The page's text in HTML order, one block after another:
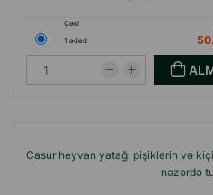
Çəki
1 ədəd
Casur heyvan yatağı pişiklərin və
nəzərdə